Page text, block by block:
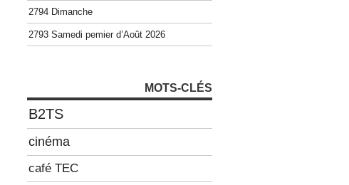
2794 Dimanche
2793 Samedi pemier d’Août 2026
MOTS-CLÉS
B2TS
cinéma
café TEC